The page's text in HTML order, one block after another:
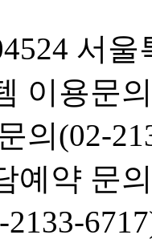
서
이용문
의(02-
예약 문